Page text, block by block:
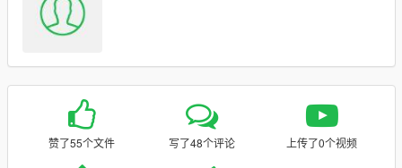
赞了55个文件 写了48个评论 上传了0个视频